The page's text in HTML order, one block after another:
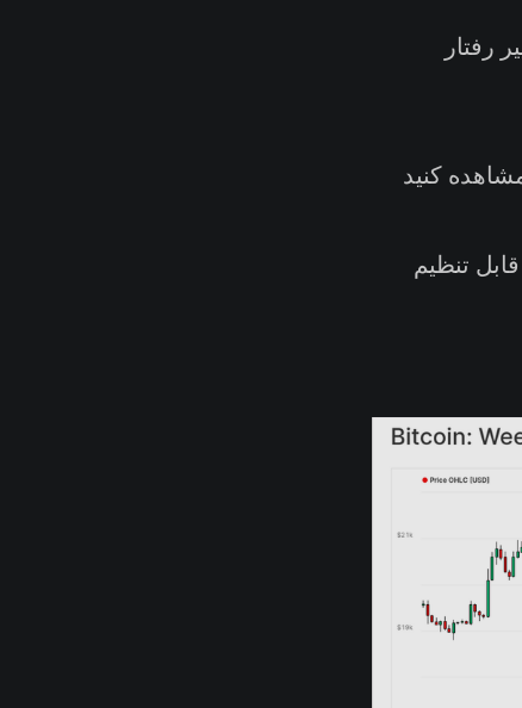
رفتار
کنید
قابل تنظیم